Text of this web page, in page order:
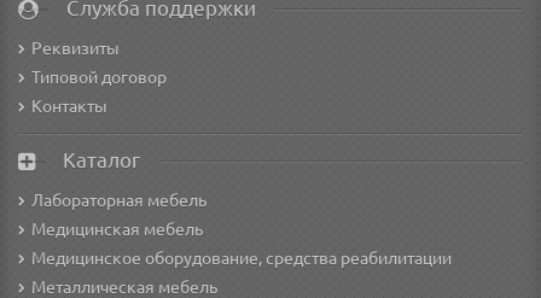
Служба поддержки
Реквизиты
Типовой договор
Контакты
Каталог
Лабораторная мебель
Медицинская мебель
Медицинское оборудование, средства реабилитации
Металлическая мебель